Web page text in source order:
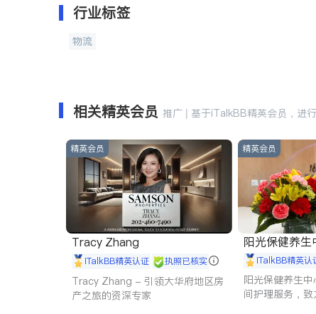
行业标签
物流
相关精英会员 推广 | 基于iTalkBB精英会员，进
精英会员
Tracy Zhang
iTalkBB精英认证 执照已核实
Tracy Zhang - 引领大华府地区房
产之旅的资深专家
精英会员
阳光保健养
iTalkBB精英认
阳光保健养生
间护理服务，